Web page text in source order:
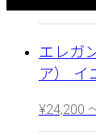
エレガ
ア） イ
¥24,200